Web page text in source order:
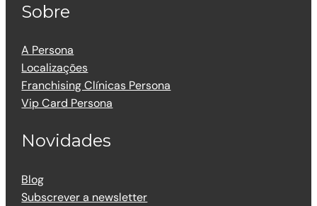
Sobre
A Persona
Localizações
Franchising Clínicas Persona
Vip Card Persona
Novidades
Blog
Subscrever a newsletter